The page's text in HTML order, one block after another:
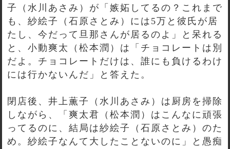
子（水川あさみ）が「嫉妬してるの？これまで
も、紗絵子（石原さとみ）には5万と彼氏が居
たし、今だって旦那さんが居るのよ」と呆れる
と、小動爽太（松本潤）は「チョコレートは別
だよ。チョコレートだけは、誰にも負けるわけ
には行かないんだ」と答えた。
閉店後、井上薫子（水川あさみ）は厨房を掃除
しながら、「爽太君（松本潤）はこんなに頑張
ってるのに、結局は紗絵子（石原さとみ）のた
め。紗絵子なんて大したことないのに」と愚痴